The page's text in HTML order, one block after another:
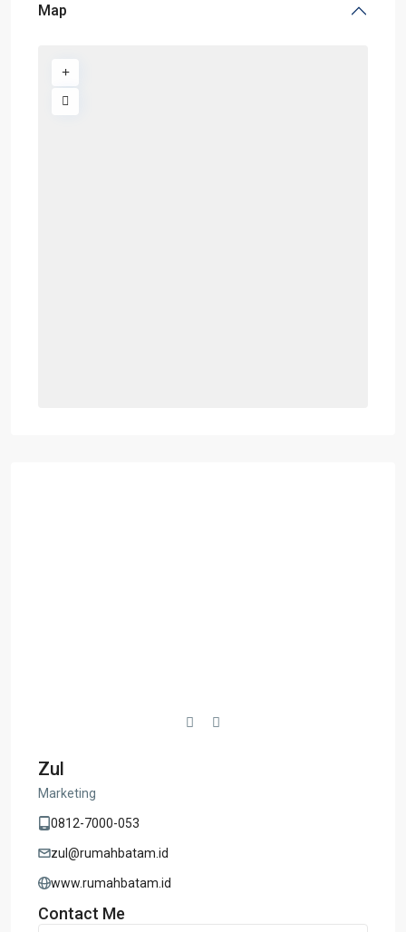
Map
Zul
Marketing
0812-7000-053
zul@rumahbatam.id
www.rumahbatam.id
Contact Me